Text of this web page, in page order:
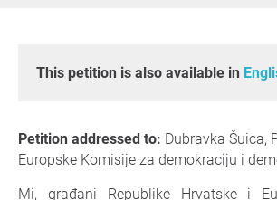
This petition is also available in
Petition addressed to: Dubravka Šuica,
Europske Komisije za demokraciju i
Mi, građani Republike Hrvatske i